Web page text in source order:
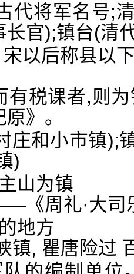
代将军名号;
长官);镇台(清
以后称县以
有税课者,则
》。
庄和小市镇);
)
山为镇
《周礼·大司
地方
镇, 瞿唐险